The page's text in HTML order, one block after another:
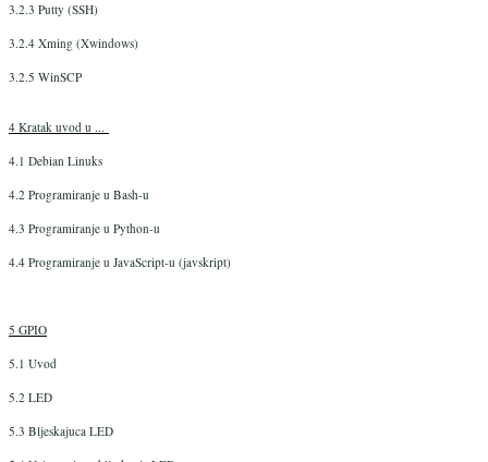
3.2.3 Putty (SSH)
3.2.4 Xming (Xwindows)
3.2.5 WinSCP
4 Kratak uvod u ...
4.1 Debian Linuks
4.2 Programiranje u Bash-u
4.3 Programiranje u Python-u
4.4 Programiranje u JavaScript-u (javskript)
5 GPIO
5.1 Uvod
5.2 LED
5.3 Bljeskajuca LED